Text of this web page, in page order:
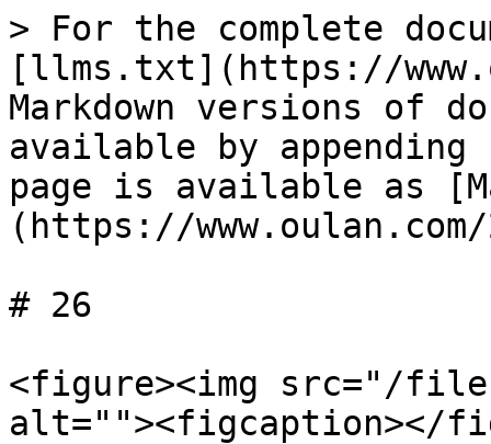
> For the complete
[llms.txt](https://
Markdown versions of
available by
page is available as
(https://
# 26
<figure><img src="/
alt=""><figcaption></